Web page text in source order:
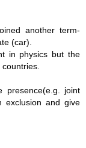
another term-
(car).
in physics but the
presence(e.g. joint
exclusion and give